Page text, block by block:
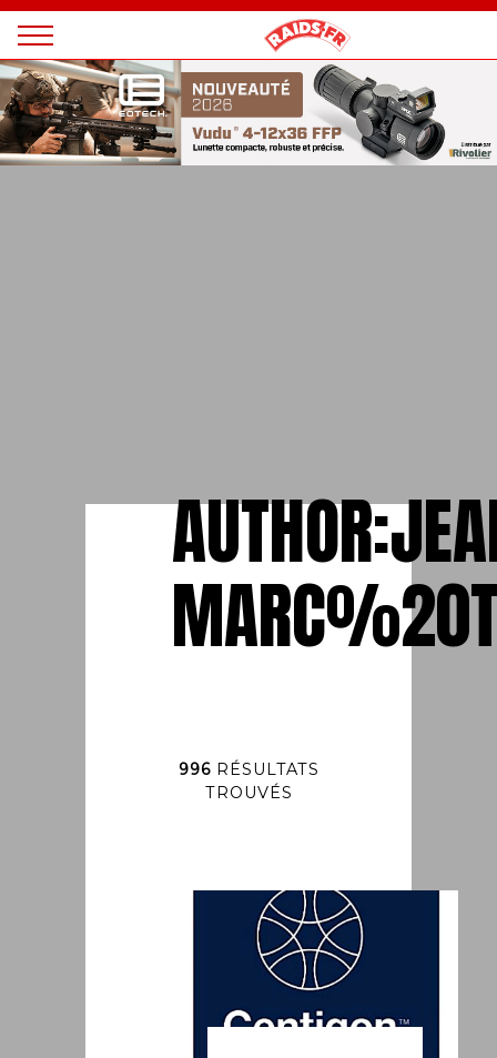
Magazine
Raids
996RÉSULTATS
TROUVÉS
Panneau de gestion des cookies